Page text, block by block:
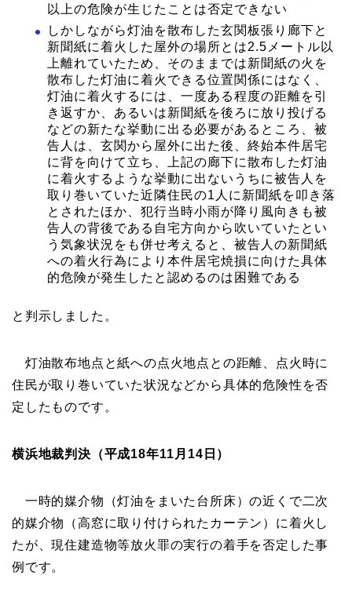
以上の危険が生じたことは否定できない
しかしながら灯油を散布した玄関板張り廊下と
新聞紙に着火した屋外の場所とは2.5メートル以
上離れていたため、そのままでは新聞紙の火を
散布した灯油に着火できる位置関係にはなく、
灯油に着火するには、一度ある程度の距離を引
き返すか、あるいは新聞紙を後ろに放り投げる
などの新たな挙動に出る必要があるところ、被
告人は、玄関から屋外に出た後、終始本件居宅
に背を向けて立ち、上記の廊下に散布した灯油
に着火するような挙動に出ないうちに被告人を
取り巻いていた近隣住民の1人に新聞紙を叩き落
とされたほか、犯行当時小雨が降り風向きも被
告人の背後である自宅方向から吹いていたとい
う気象状況をも併せ考えると、被告人の新聞紙
への着火行為により本件居宅焼損に向けた具体
的危険が発生したと認めるのは困難である
と判示しました。
灯油散布地点と紙への点火地点との距離、点火時に
住民が取り巻いていた状況などから具体的危険性を否
定したものです。
横浜地裁判決（平成18年11月14日）
一時的媒介物（灯油をまいた台所床）の近くで二次
的媒介物（高窓に取り付けられたカーテン）に着火し
たが、現住建造物等放火罪の実行の着手を否定した事
例です。